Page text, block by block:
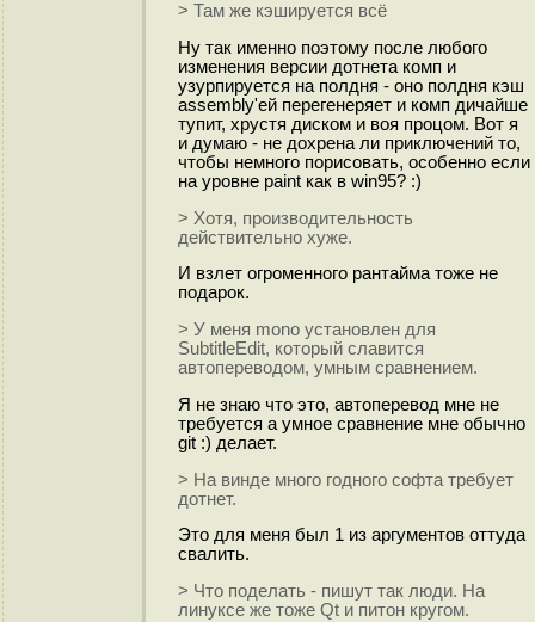
> Там же кэшируется всё
Ну так именно поэтому после любого
изменения версии дотнета комп и
узурпируется на полдня - оно полдня кэш
assembly'ей перегенеряет и комп дичайше
тупит, хрустя диском и воя процом. Вот я
и думаю - не дохрена ли приключений то,
чтобы немного порисовать, особенно если
на уровне paint как в win95? :)
> Хотя, производительность
действительно хуже.
И взлет огроменного рантайма тоже не
подарок.
> У меня mono установлен для
SubtitleEdit, который славится
автопереводом, умным сравнением.
Я не знаю что это, автоперевод мне не
требуется а умное сравнение мне обычно
git :) делает.
> На винде много годного софта требует
дотнет.
Это для меня был 1 из аргументов оттуда
свалить.
> Что поделать - пишут так люди. На
линуксе же тоже Qt и питон кругом.